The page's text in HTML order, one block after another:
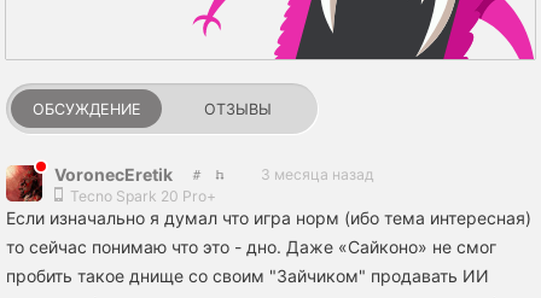
ОБСУЖДЕНИЕ ОТЗЫВЫ
VoronecEretik
3 месяца назад
Tecno Spark 20 Pro+
Если изначально я думал что игра норм (ибо тема интересная)
то сейчас понимаю что это - дно. Даже «Сайконо» не смог
пробить такое днище со своим "Зайчиком" продавать ИИ